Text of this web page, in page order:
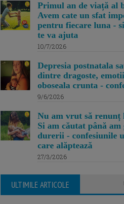
Primul an de viață al
Avem cate un sfat
pentru fiecare luna -
te va ajuta
10/7/2026
Depresia postnatala
dintre dragoste,
oboseala crunta -
9/6/2026
Nu am vrut să renunț
Si am căutat până am
durerii - confesiunile
care alăptează
27/3/2026
ULTIMILE ARTICOLE